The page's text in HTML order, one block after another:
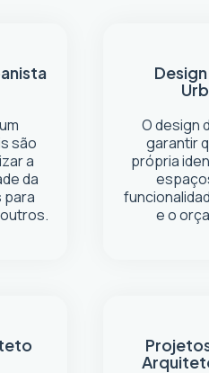
são
a
da
para
O design
garantir
própria
e o